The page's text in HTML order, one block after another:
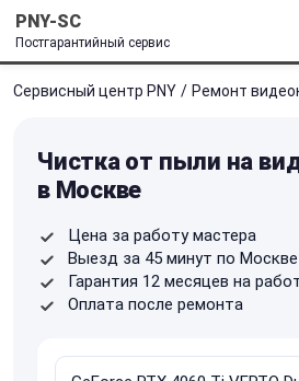
PNY-SC
Постгарантийный сервис
Сервисный центр PNY / Ремонт
Чистка от пыли на
в Москве
Цена за работу мастера
Выезд за 45 минут по Москве
Гарантия 12 месяцев на
Оплата после ремонта